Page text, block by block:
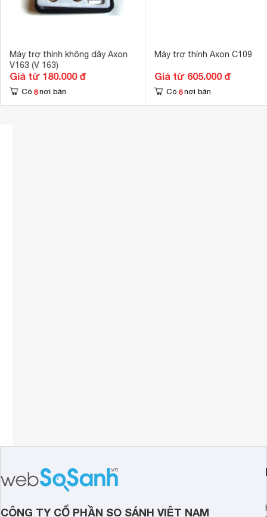
Máy trợ thính không dây Axon
V163 (V 163)
Giá từ 180.000 đ
Có 8 nơi bán
Máy trợ thính Axon C109
Giá từ 605.000 đ
Có 6 nơi bán
CÔNG TY CỔ PHẦN SO SÁNH VIỆT NAM